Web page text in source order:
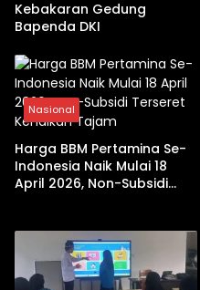
Kebakaran Gedung
Bapenda DKI
Nasional
Harga BBM Pertamina Se-
Indonesia Naik Mulai 18
April 2026, Non-Subsidi